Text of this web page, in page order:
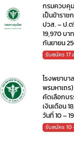
กรมควบคุ
เป็นข้าราช
ปวส. – ป.ต
19,970 บา
กันยายน
รับสมัคร 17
โรงพยาบา
พรมหาเถ
คัดเลือกบ
เงินเดือน
วันที่ 10 –
รับสมัคร 10